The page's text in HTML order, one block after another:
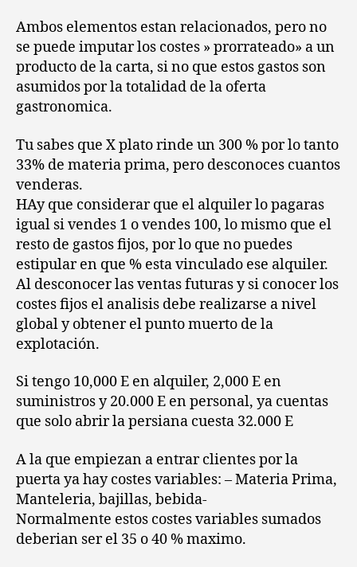
Ambos elementos estan relacionados, pero no
se puede imputar los costes » prorrateado» a un
producto de la carta, si no que estos gastos son
asumidos por la totalidad de la oferta
gastronomica.
Tu sabes que X plato rinde un 300 % por lo tanto
33% de materia prima, pero desconoces cuantos
venderas.
HAy que considerar que el alquiler lo pagaras
igual si vendes 1 o vendes 100, lo mismo que el
resto de gastos fijos, por lo que no puedes
estipular en que % esta vinculado ese alquiler.
Al desconocer las ventas futuras y si conocer los
costes fijos el analisis debe realizarse a nivel
global y obtener el punto muerto de la
explotación.
Si tengo 10,000 E en alquiler, 2,000 E en
suministros y 20.000 E en personal, ya cuentas
que solo abrir la persiana cuesta 32.000 E
A la que empiezan a entrar clientes por la
puerta ya hay costes variables: – Materia Prima,
Manteleria, bajillas, bebida-
Normalmente estos costes variables sumados
deberian ser el 35 o 40 % maximo.